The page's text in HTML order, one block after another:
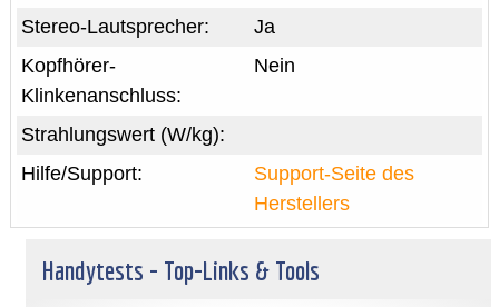
Ja
Stereo-Lautsprecher:
Nein
Kopfhörer-
Klinkenanschluss:
Strahlungswert (W/kg):
Support-Seite des
Herstellers
Hilfe/Support:
Handytests - Top-Links & Tools